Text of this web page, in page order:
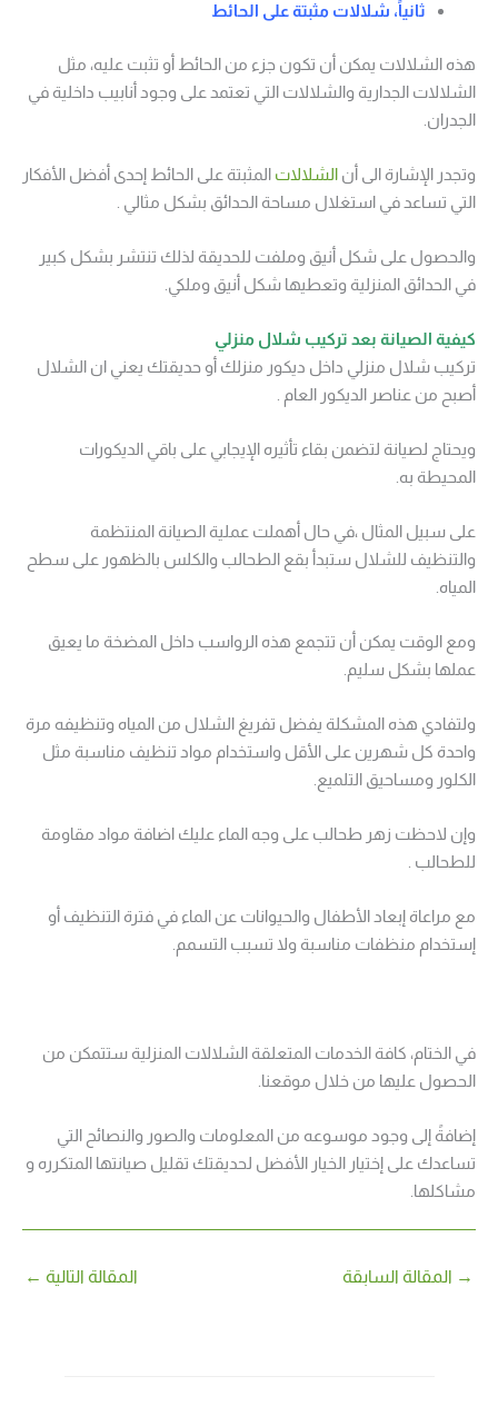
ثانياً، شلالات مثبتة على الحائط
هذه الشلالات يمكن أن تكون جزء من الحائط أو تثبت عليه، مثل
الشلالات الجدارية والشلالات التي تعتمد على وجود أنابيب داخلية في
الجدران.
وتجدر الإشارة الى أن الشلالات المثبتة على الحائط إحدى أفضل الأفكار
التي تساعد في استغلال مساحة الحدائق بشكل مثالي .
والحصول على شكل أنيق وملفت للحديقة لذلك تنتشر بشكل كبير
في الحدائق المنزلية وتعطيها شكل أنيق وملكي.
كيفية الصيانة بعد تركيب شلال منزلي
تركيب شلال منزلي داخل ديكور منزلك أو حديقتك يعني ان الشلال
أصبح من عناصر الديكور العام .
ويحتاج لصيانة لتضمن بقاء تأثيره الإيجابي على باقي الديكورات
المحيطة به.
على سبيل المثال ،في حال أهملت عملية الصيانة المنتظمة
والتنظيف للشلال ستبدأ بقع الطحالب والكلس بالظهور على سطح
المياه.
ومع الوقت يمكن أن تتجمع هذه الرواسب داخل المضخة ما يعيق
عملها بشكل سليم.
ولتفادي هذه المشكلة يفضل تفريغ الشلال من المياه وتنظيفه مرة
واحدة كل شهرين على الأقل واستخدام مواد تنظيف مناسبة مثل
الكلور ومساحيق التلميع.
وإن لاحظت زهر طحالب على وجه الماء عليك اضافة مواد مقاومة
للطحالب .
مع مراعاة إبعاد الأطفال والحيوانات عن الماء في فترة التنظيف أو
إستخدام منظفات مناسبة ولا تسبب التسمم.
في الختام، كافة الخدمات المتعلقة الشلالات المنزلية ستتمكن من
الحصول عليها من خلال موقعنا.
إضافةً إلى وجود موسوعه من المعلومات والصور والنصائح التي
تساعدك على إختيار الخيار الأفضل لحديقتك تقليل صيانتها المتكرره و
مشاكلها.
→ المقالة السابقة المقالة التالية ←